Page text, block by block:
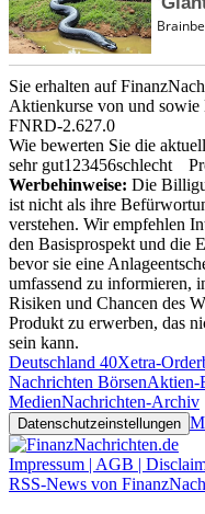
Sie erhalten auf
Aktienkurse von und sowie
FNRD-2.627.0
Wie bewerten Sie die
sehr gut1 23456schlecht
Werbehinweise: Die
ist nicht als ihre
verstehen. Wir empfehlen
den Basisprospekt und die
bevor sie eine
umfassend zu informieren,
Risiken und Chancen des
Produkt zu erwerben, das
sein kann.
Deutschland 40Xetra-
Nachrichten BörsenAktien-
MedienNachrichten-Archiv
Datenschutzeinstellungen
Impressum | AGB |
RSS-News von